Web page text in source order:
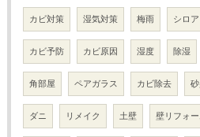
カビ対策 湿気対策 梅雨 シロア
カビ予防 カビ原因 湿度 除湿
角部屋 ペアガラス カビ除去
ダニ リメイク 土壁 壁リフォ